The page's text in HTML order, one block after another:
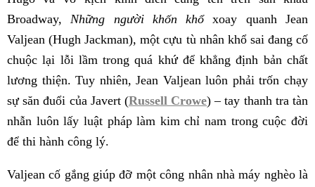
Broadway,Những người khốn khổxoay quanh Jean
Valjean (Hugh Jackman), một cựu tù nhân khổ sai đang cố
chuộc lại lỗi lầm trong quá khứ để khẳng định bản chất
lương thiện. Tuy nhiên, Jean Valjean luôn phải trốn chạy
sự săn đuổi của Javert (Russell Crowe) – tay thanh tra tàn
nhẫn luôn lấy luật pháp làm kim chỉ nam trong cuộc đời
để thi hành công lý.
Valjean cố gắng giúp đỡ một công nhân nhà máy nghèo là